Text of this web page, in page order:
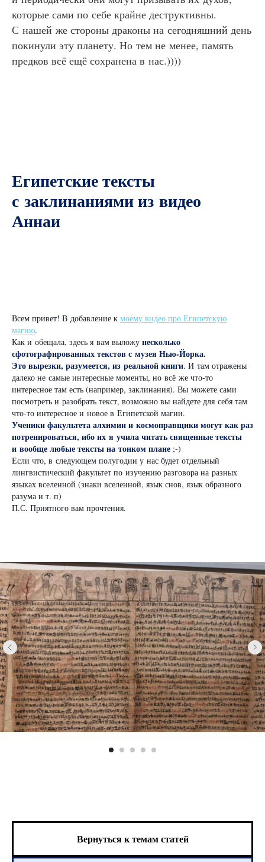
которые сами по себе крайне деструктивны.
С нашей же стороны драконы на сегодняшний день
покинули эту планету. Но тем не менее, память
предков всё ещё сохранена в нас.))))
Египетские тексты
с заклинаниями из видео
Аннаи
Всем привет! В добавление к моему видео про Египетскую
магию.
Как и обещала, здесь я вам выложу несколько
сфотографированных текстов с музея Нью-Йорка.
Это вырезки, разумеется, из реальной книги. И там отражены
далеко не самые интересные моменты, но всё же что-то
интересное там есть (например, заклинания). Вы можете сами
посмотреть и разобрать текст, возможно вы найдете для себя там
что-то интересное и новое в Египетской магии.
Ученики факультета алхимии и космоправщики могут как раз
потренироваться, ибо их я учила читать священные тексты
и вообще любые тексты на тонком плане ;-)
Если что, в следующем полугодии у нас будет отдельный
лингвистический факультет по изучению разговора на разных
языках вселенной (знаки вселенной, язык снов, язык образного
разума и т. п)
П.С. Приятного вам прочтения.
Вернуться к темам статей